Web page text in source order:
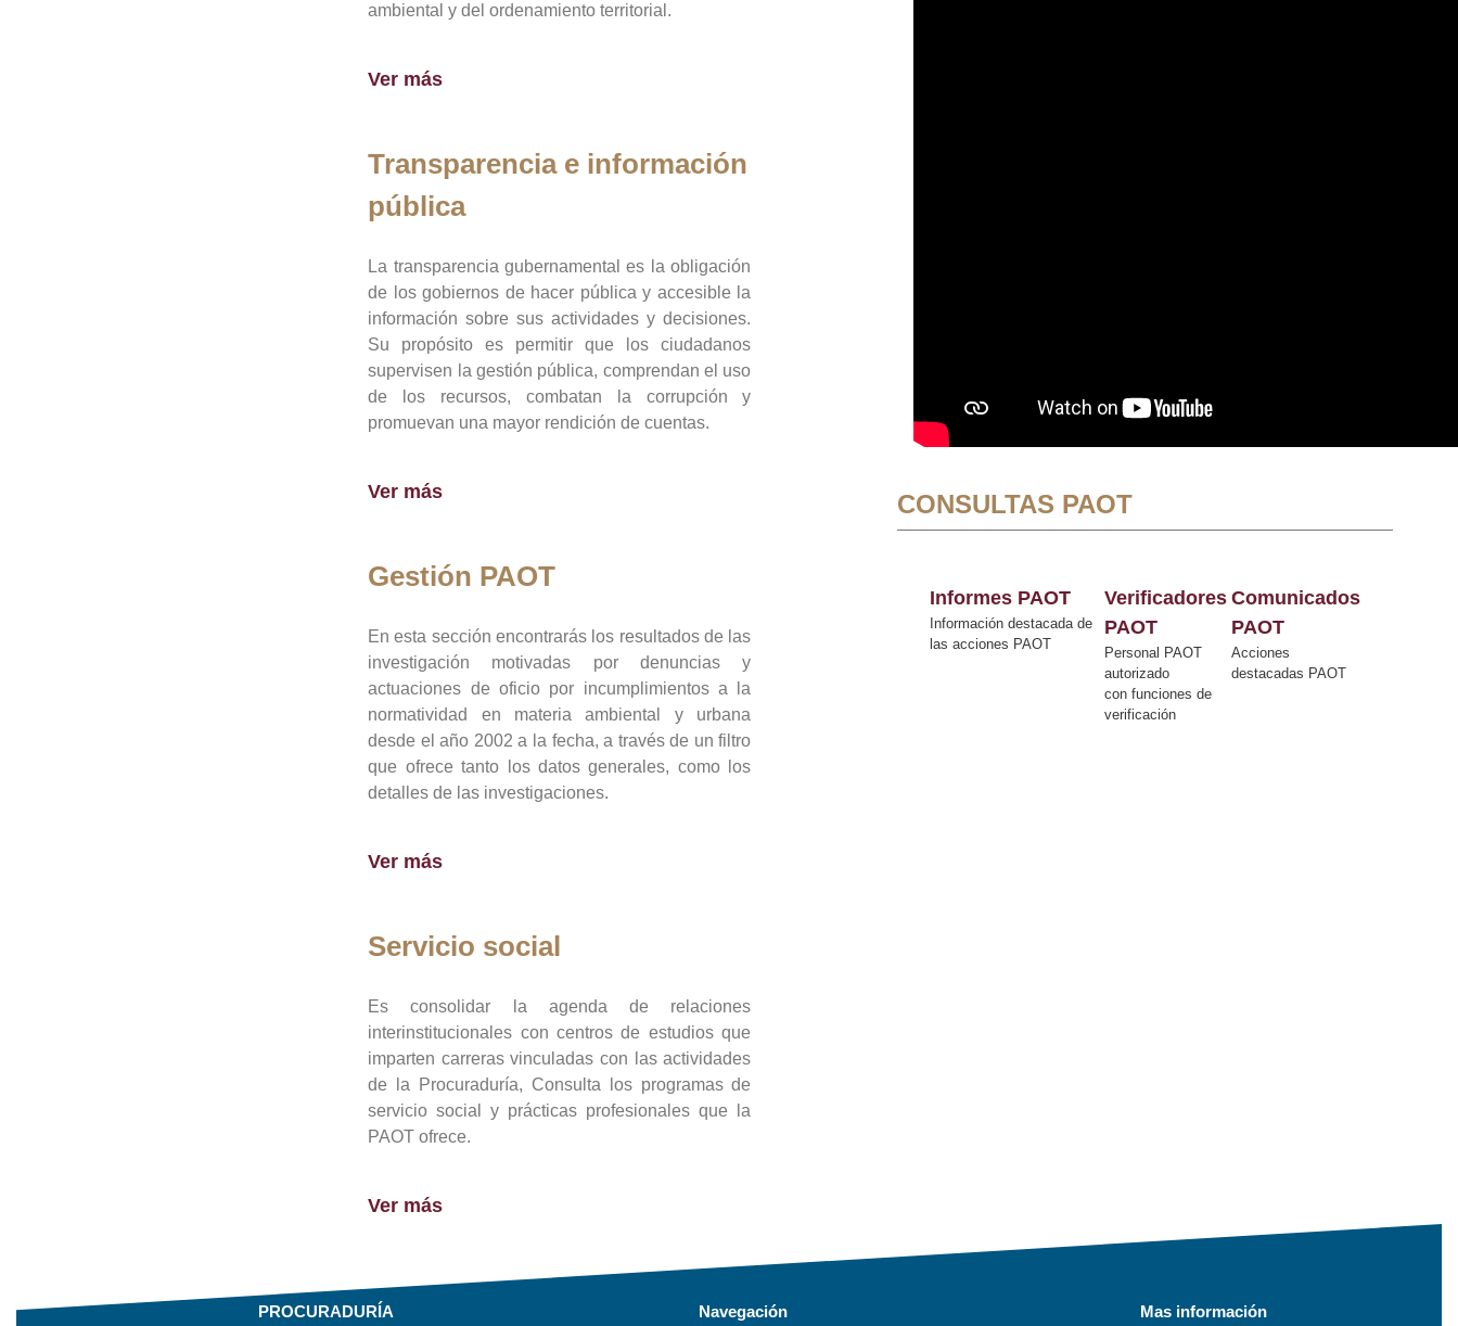
ambiental y del ordenamiento territorial.
Ver más
Transparencia e información
pública
La transparencia gubernamental es la obligación
de los gobiernos de hacer pública y accesible la
información sobre sus actividades y decisiones.
Su propósito es permitir que los ciudadanos
supervisen la gestión pública, comprendan el uso
de los recursos, combatan la corrupción y
promuevan una mayor rendición de cuentas.
Ver más
Gestión PAOT
En esta sección encontrarás los resultados de las
investigación motivadas por denuncias y
actuaciones de oficio por incumplimientos a la
normatividad en materia ambiental y urbana
desde el año 2002 a la fecha, a través de un filtro
que ofrece tanto los datos generales, como los
detalles de las investigaciones.
Ver más
Servicio social
Es consolidar la agenda de relaciones
interinstitucionales con centros de estudios que
imparten carreras vinculadas con las actividades
de la Procuraduría, Consulta los programas de
servicio social y prácticas profesionales que la
PAOT ofrece.
Ver más
CONSULTAS PAOT
Informes PAOT
Información destacada de
las acciones PAOT
Verificadores
PAOT
Personal PAOT
autorizado
con funciones de
verificación
Comunicados
PAOT
Acciones
destacadas PAOT
PROCURADURÍA Navegación Mas información